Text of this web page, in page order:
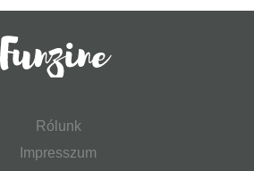
Rólunk
Impresszum